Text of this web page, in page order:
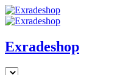
Exradeshop